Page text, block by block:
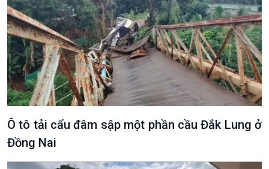
Ô tô tải cẩu đâm sập một phần cầu Đắk Lung ở
Đồng Nai